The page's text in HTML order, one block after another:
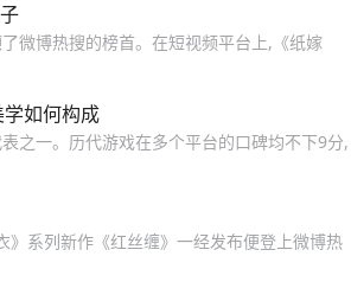
微博热搜的榜首。在短视频平台上,《纸嫁
如何构成
之一。历代游戏在多个平台的口碑均不下9分,
系列新作《红丝缠》一经发布便登上微博热